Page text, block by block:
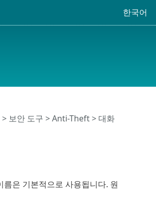
한국어
> 보안 도구 >Anti-Theft> 대화
은 기본적으로 사용됩니다. 원